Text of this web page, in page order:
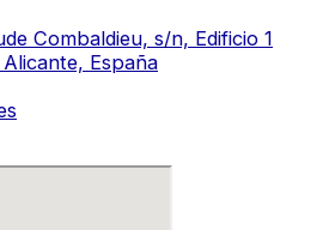
Combaldieu, s/n, Edificio 1
España